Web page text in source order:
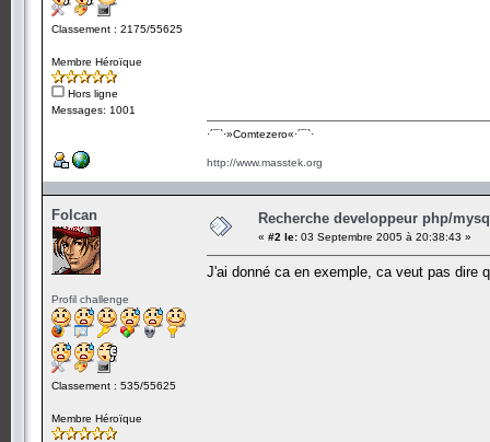
Classement : 2175/55625
Membre Héroïque
Hors ligne
Messages: 1001
·´¯`·­»Comtezero«­·´¯`·
http://www.masstek.org
Folcan
Profil challenge
Classement : 535/55625
Membre Héroïque
Recherche developpeur php/
« #2 le: 03 Septembre 2005 à 20:38:43 »
J'ai donné ca en exemple, ca veut pas dire